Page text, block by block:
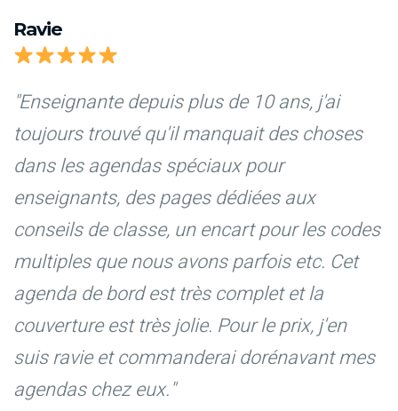
Ravie
"Enseignante depuis plus de 10 ans, j'ai
toujours trouvé qu'il manquait des choses
dans les agendas spéciaux pour
enseignants, des pages dédiées aux
conseils de classe, un encart pour les codes
multiples que nous avons parfois etc. Cet
agenda de bord est très complet et la
couverture est très jolie. Pour le prix, j'en
suis ravie et commanderai dorénavant mes
agendas chez eux."